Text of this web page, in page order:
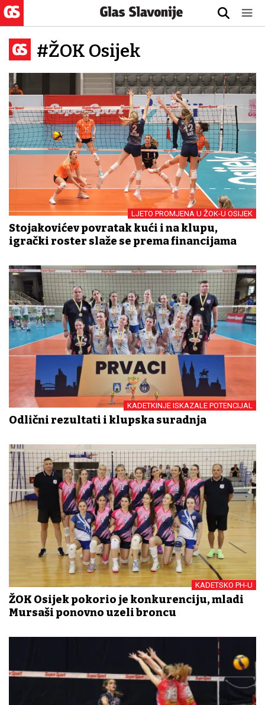
#ŽOK Osijek
LJETO PROMJENA U ŽOK-U OSIJEK
Stojakovićev povratak kući i na klupu,
igrački roster slaže se prema financijama
KADETKINJE ISKAZALE POTENCIJAL
Odlični rezultati i klupska suradnja
KADETSKO PH-U
ŽOK Osijek pokorio je konkurenciju, mladi
Mursaši ponovno uzeli broncu